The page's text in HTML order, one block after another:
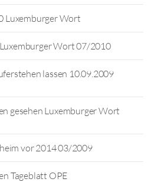
Luxemburger Wort
Wort 07/2010
lassen 10.09.2009
gesehen Luxemburger Wort
vor 2014 03/2009
Tageblatt OPE